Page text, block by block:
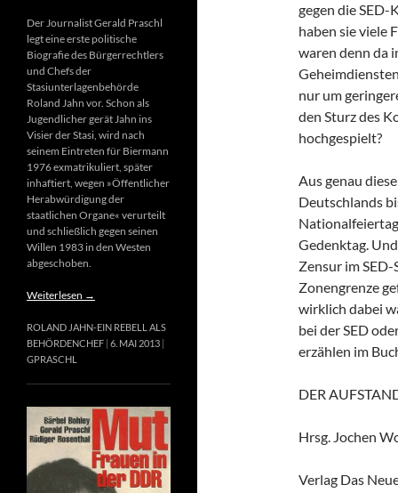
gegen die
haben sie viele
waren denn da
nur um
den Sturz des
hochgespielt?
Aus genau
Deutschlands
Gedenktag.
Zensur im
Zonengrenze
wirklich dabei
bei der SED
erzählen im
DER
Hrsg. Jochen
Verlag Das
Der Journalist Gerald Praschl
legt eine erste politische
Biografie des Bürgerrechtlers
und Chefs der
Stasiunterlagenbehörde
Roland Jahn vor. Schon als
Jugendlicher gerät Jahn ins
Visier der Stasi, wird nach
seinem Eintreten für Biermann
1976 exmatrikuliert, später
inhaftiert, wegen »Öffentlicher
Herabwürdigung der
staatlichen Organe« verurteilt
und schließlich gegen seinen
Willen 1983 in den Westen
abgeschoben.
Weiterlesen →
ROLAND JAHN-EIN REBELL ALS
BEHÖRDENCHEF 6. MAI 2013
GPRASCHL